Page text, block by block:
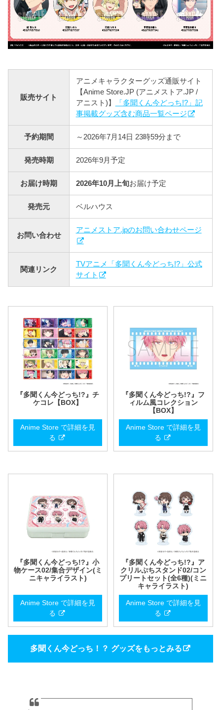
販売サイト
アニメキャラクターグッズ通販サイト
【Anime Store.JP (アニメストア.JP /
アニスト)】
「多聞くん今どっち!?」記
事掲載グッズ含む商品一覧ページ
予約期間 ～2026年7月14日 23時59分まで
発売時期 2026年9月予定
お届け時期 2026年10月上旬お届け予定
発売元 ベルハウス
お問い合わせ
アニメストア.jpのお問い合わせページ
関連リンク
TVアニメ「多聞くん今どっち!?」公式
サイト
『多聞くん今どっち!?』チ
ケコレ【BOX】
Anime Store で詳細を見
る
『多聞くん今どっち!?』フ
ィルム風コレクション
【BOX】
Anime Store で詳細を見
る
『多聞くん今どっち!?』小
物ケース02/集合デザイン(ミ
ニキャライラスト)
Anime Store で詳細を見
る
『多聞くん今どっち!?』ア
クリルぷちスタンド02/コン
プリートセット(全6種)(ミニ
キャライラスト)
Anime Store で詳細を見
る
多聞くん今どっち！？ グッズをもっとみる